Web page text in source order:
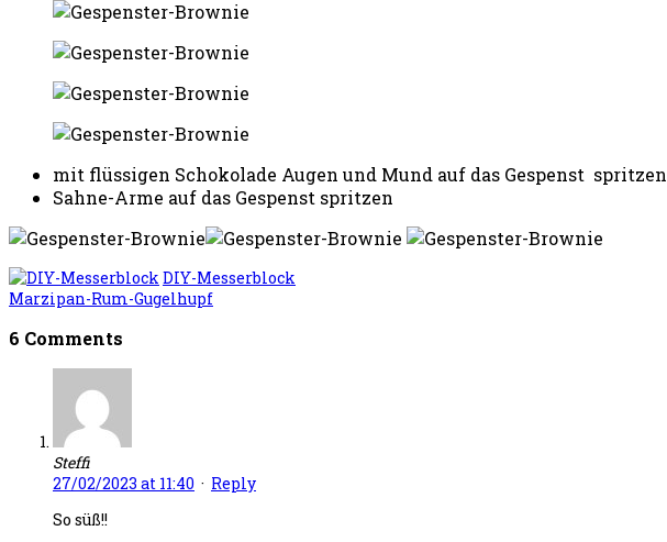
mit flüssigen Schokolade Augen und Mund auf das Gespenst spritzen
Sahne-Arme auf das Gespenst spritzen
DIY-Messerblock
Marzipan-Rum-Gugelhupf
6 Comments
Steffi
27/02/2023 at 11:40 · Reply
So süß!!